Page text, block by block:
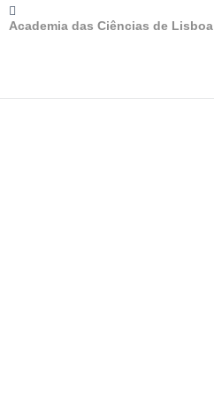
Academia das Ciências de Lisboa